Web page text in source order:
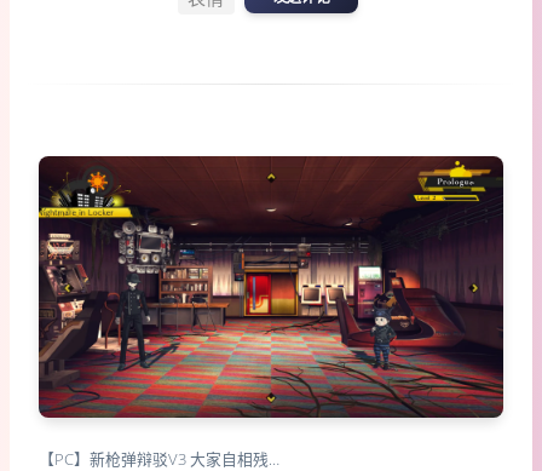
【PC】新枪弹辩驳V3 大家自相残…